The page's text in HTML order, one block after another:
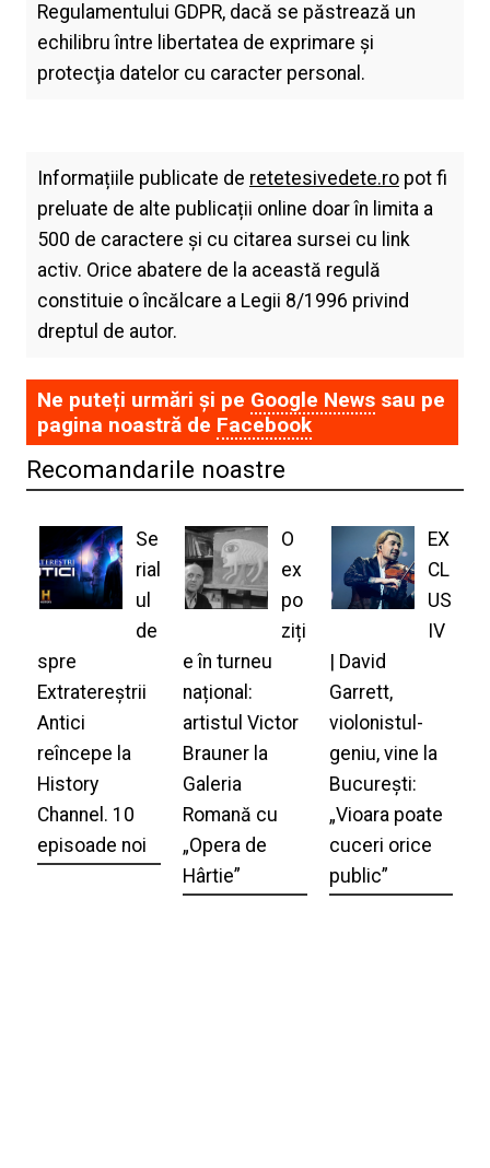
Regulamentului GDPR, dacă se păstrează un
echilibru între libertatea de exprimare şi
protecţia datelor cu caracter personal.
Informațiile publicate de retetesivedete.ropot fi
preluate de alte publicații online doar în limita a
500 de caractere și cu citarea sursei cu link
activ. Orice abatere de la această regulă
constituie o încălcare a Legii 8/1996 privind
dreptul de autor.
Ne puteți urmări și pe Google Newssau pe
pagina noastră de Facebook
Recomandarile noastre
Se
rial
ul
de
spre
Extratereștrii
Antici
reîncepe la
History
Channel. 10
episoade noi
O
ex
po
ziți
e în turneu
național:
artistul Victor
Brauner la
Galeria
Romană cu
„Opera de
Hârtie”
EX
CL
US
IV
| David
Garrett,
violonistul-
geniu, vine la
București:
„Vioara poate
cuceri orice
public”